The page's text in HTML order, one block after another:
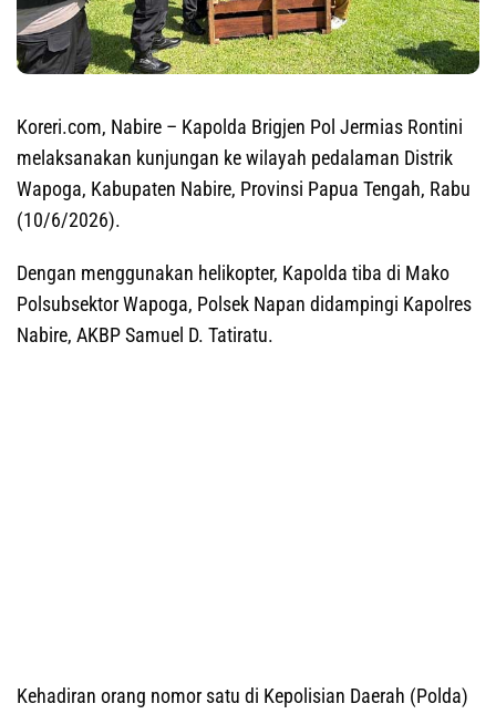
Koreri.com, Nabire – Kapolda Brigjen Pol Jermias Rontini
melaksanakan kunjungan ke wilayah pedalaman Distrik
Wapoga, Kabupaten Nabire, Provinsi Papua Tengah, Rabu
(10/6/2026).
Dengan menggunakan helikopter, Kapolda tiba di Mako
Polsubsektor Wapoga, Polsek Napan didampingi Kapolres
Nabire, AKBP Samuel D. Tatiratu.
Kehadiran orang nomor satu di Kepolisian Daerah (Polda)